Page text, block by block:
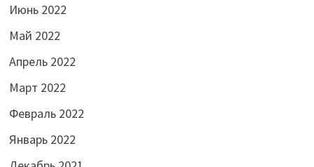
Июнь 2022
Май 2022
Апрель 2022
Март 2022
Февраль 2022
Январь 2022